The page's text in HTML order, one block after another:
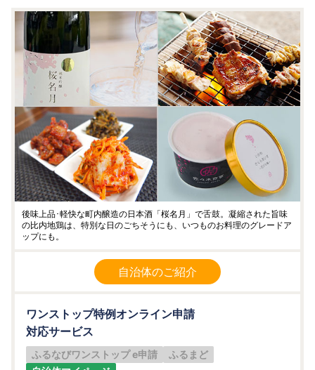
後味上品･軽快な町内醸造の日本酒「桜名月」で舌鼓。凝縮された旨味
の比内地鶏は、特別な日のごちそうにも、いつものお料理のグレードア
ップにも。
自治体のご紹介
ワンストップ特例オンライン申請
対応サービス
ふるなびワンストップ e申請
ふるまど